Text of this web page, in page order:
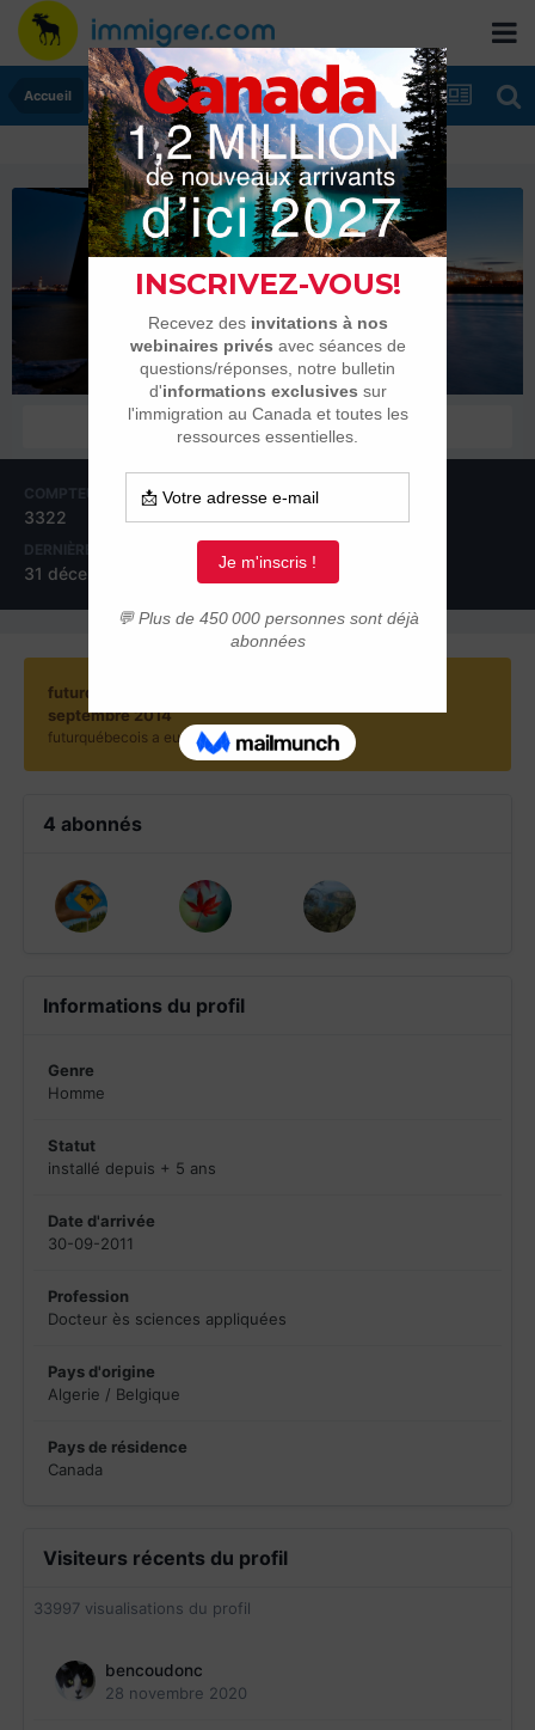
Accueil
futurquébecois
Habitués
COMPTEUR DE CONTENUS
3322
INSCRIPTION
12 août 2010
DERNIÈRE VISITE
31 décembre 2018
JOURS GAGNÉS
48
futurquébecois a gagné pour la dernière fois le 28
septembre 2014
futurquébecois a eu le contenu le plus aimé !
4 abonnés
Informations du profil
Genre
Homme
Statut
installé depuis + 5 ans
Date d'arrivée
30-09-2011
Profession
Docteur ès sciences appliquées
Pays d'origine
Algerie / Belgique
Pays de résidence
Canada
Visiteurs récents du profil
33997 visualisations du profil
bencoudonc
28 novembre 2020